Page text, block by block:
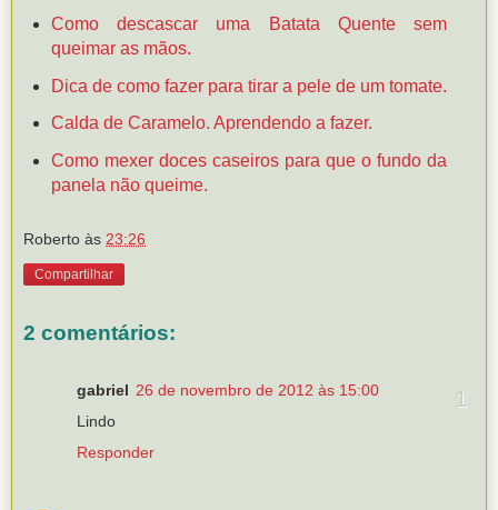
Como descascar uma Batata Quente sem
queimar as mãos.
Dica de como fazer para tirar a pele de um tomate.
Calda de Caramelo. Aprendendo a fazer.
Como mexer doces caseiros para que o fundo da
panela não queime.
Roberto às 23:26
Compartilhar
2 comentários:
gabriel 26 de novembro de 2012 às 15:00
Lindo
Responder